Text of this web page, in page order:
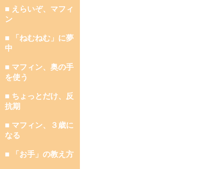
■ えらいぞ、マフィ
ン
■ 「ねむねむ」に夢
中
■ マフィン、奥の手
を使う
■ ちょっとだけ、反
抗期
■ マフィン、３歳に
なる
■ 「お手」の教え方